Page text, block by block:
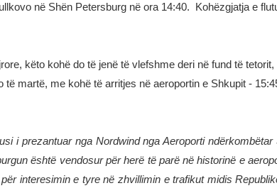
në Shën Petersburg në ora 14:40. Kohëzgjatja e
këto kohë do të jenë të vlefshme deri në fund të
martë, me kohë të arritjes në aeroportin e Shkupit -
i prezantuar nga Nordwind nga Aeroporti
është vendosur për herë të parë në historinë e
interesimin e tyre në zhvillimin e trafikut midis